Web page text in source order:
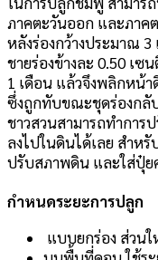
ภาคตะวันออก และภาค
หลังร่องกว้างประมาณ 3
ชายร่องข้างละ 0.50 เซ
1 เดือน แล้วจึงพลิกหน้
ซึ่งถูกทับขณะชุดร่องกลั
ชาวสวนสามารถทำกา
ลงไปในดินได้เลย สำห
ปรับสภาพดิน และใส่ปุ๋ย
กำหนดระยะการปลูก
แบบยกร่อง ส่วนใ